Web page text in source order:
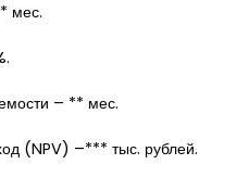
мес.
– ** мес.
(NPV) –*** тыс. рублей.